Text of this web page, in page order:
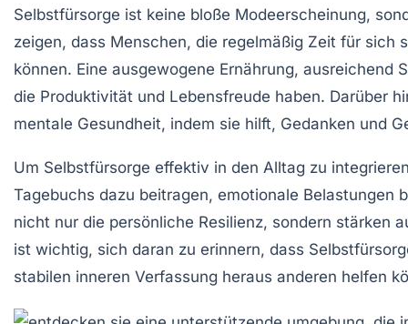
Selbstfürsorge ist keine bloße Modeerscheinung,
zeigen, dass Menschen, die regelmäßig Zeit für sich
können. Eine ausgewogene Ernährung, ausreichend
die Produktivität und Lebensfreude haben. Darüber
mentale Gesundheit, indem sie hilft, Gedanken und
Um Selbstfürsorge effektiv in den Alltag zu
Tagebuchs dazu beitragen, emotionale Belastungen
nicht nur die persönliche Resilienz, sondern stärken
ist wichtig, sich daran zu erinnern, dass
stabilen inneren Verfassung heraus anderen helfen